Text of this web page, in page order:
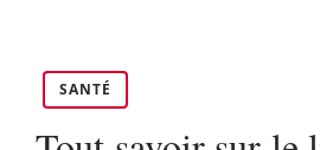
SANTÉ